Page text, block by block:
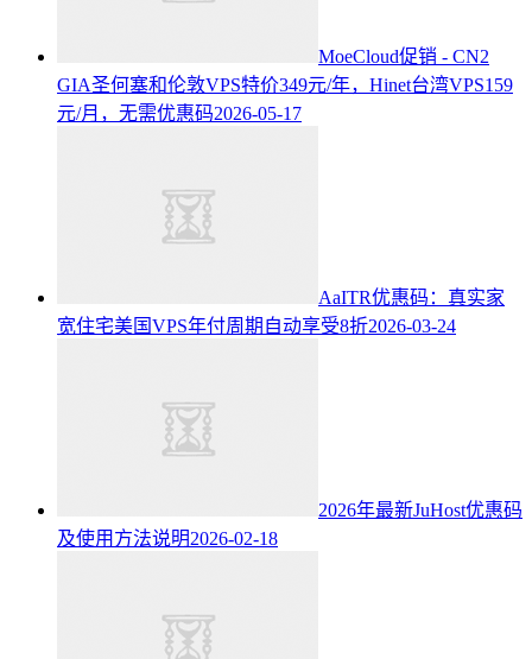
MoeCloud促销 - CN2
GIA圣何塞和伦敦VPS特价349元/年，Hinet台湾VPS159
元/月，无需优惠码2026-05-17
AaITR优惠码：真实家
宽住宅美国VPS年付周期自动享受8折2026-03-24
2026年最新JuHost优惠码
及使用方法说明2026-02-18